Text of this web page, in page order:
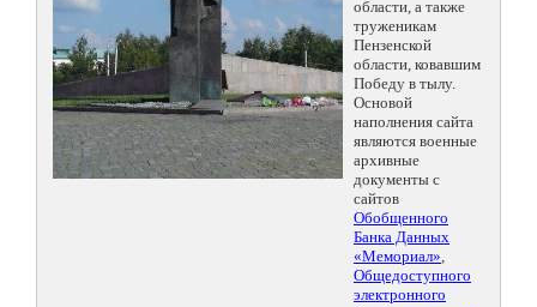
области, а также
труженикам
Пензенской
области, ковавшим
Победу в тылу.
Основой
наполнения сайта
являются военные
архивные
документы с
сайтов
Обобщенного
Банка Данных
«Мемориал»,
Общедоступного
электронного